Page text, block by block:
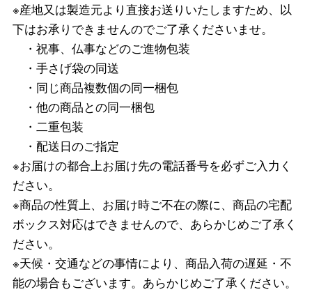
※産地又は製造元より直接お送りいたしますため、以
下はお承りできませんのでご了承くださいませ。
・祝事、仏事などのご進物包装
・手さげ袋の同送
・同じ商品複数個の同一梱包
・他の商品との同一梱包
・二重包装
・配送日のご指定
※お届けの都合上お届け先の電話番号を必ずご入力く
ださい。
※商品の性質上、お届け時ご不在の際に、商品の宅配
ボックス対応はできませんので、あらかじめご了承く
ださい。
※天候・交通などの事情により、商品入荷の遅延・不
能の場合もございます。あらかじめご了承ください。